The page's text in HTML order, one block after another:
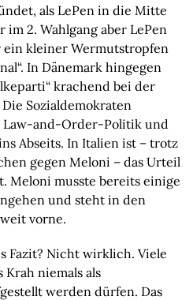
als LePen in die Mitte
2. Wahlgang aber LePen
kleiner Wermutstropfen
In Dänemark hingegen
krachend bei der
Sozialdemokraten
Law-and-Order-Politik und
Abseits. In Italien ist – trotz
gegen Meloni – das Urteil
Meloni musste bereits einige
und steht in den
vorne.
Fazit? Nicht wirklich. Viele
Krah niemals als
werden dürfen. Das